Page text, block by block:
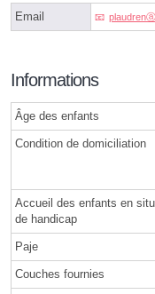
Email
Informations
Âge des enfants
Condition de domiciliation
Accueil des enfants en
de handicap
Paje
Couches fournies